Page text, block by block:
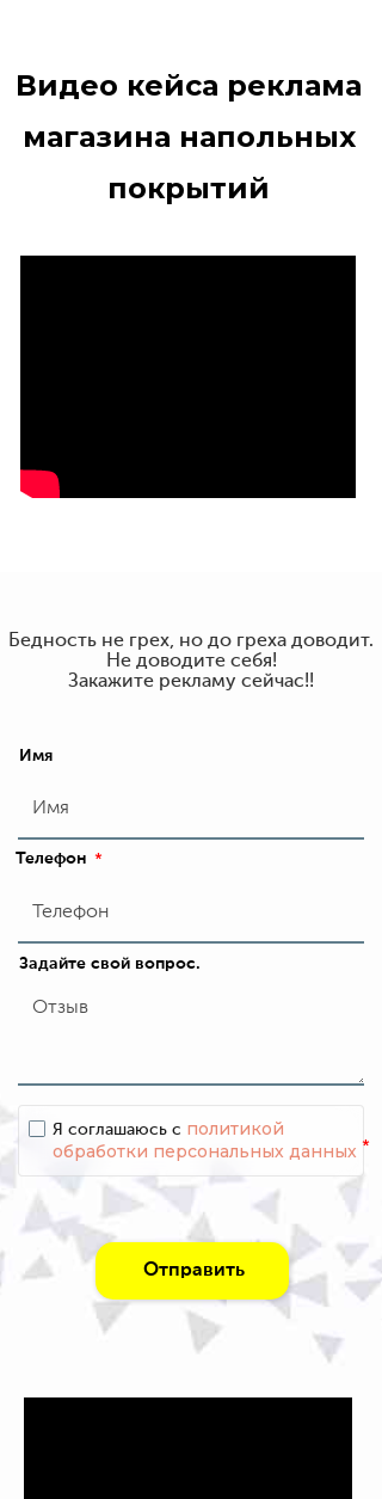
Видео кейса реклама
магазина напольных
покрытий
Бедность не грех, но до греха доводит.
Не доводите себя!
Закажите рекламу сейчас!!
Имя
Телефон *
Задайте свой вопрос.
Я соглашаюсь с политикой
обработки персональных данных *
Отправить